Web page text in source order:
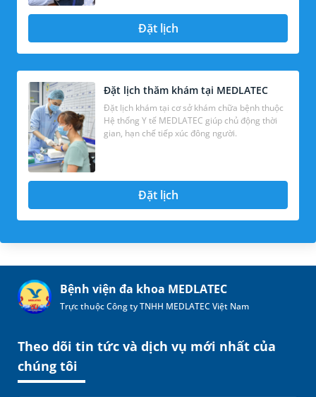
Đặt lịch
Đặt lịch thăm khám tại MEDLATEC
Đặt lịch khám tại cơ sở khám chữa bệnh thuộc
Hệ thống Y tế MEDLATEC giúp chủ động thời
gian, hạn chế tiếp xúc đông người.
Đặt lịch
Bệnh viện đa khoa MEDLATEC
Trực thuộc Công ty TNHH MEDLATEC Việt Nam
Theo dõi tin tức và dịch vụ mới nhất của
chúng tôi